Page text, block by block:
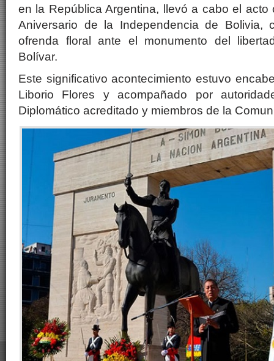
en la República Argentina, llevó a cabo el acto
Aniversario de la Independencia de Bolivia,
ofrenda floral ante el monumento del
Bolívar.
Este significativo acontecimiento estuvo
Liborio Flores y acompañado por
Diplomático acreditado y miembros de la